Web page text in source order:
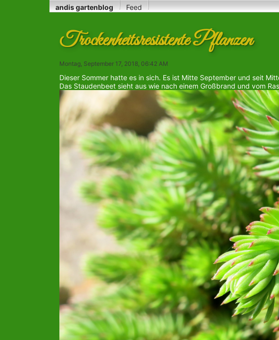
andis gartenblog Feed
Trockenheitsresistente Pflanzen
Montag, September 17, 2018, 06:42 AM
Dieser Sommer hatte es in sich. Es ist Mitte September und seit
Das Staudenbeet sieht aus wie nach einem Großbrand und vom